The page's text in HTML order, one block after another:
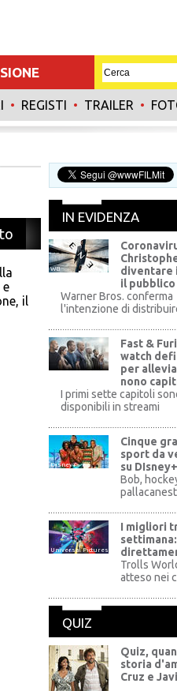
• REGISTI • TRAILER •
e
il
IN EVIDENZA
WB
diventare
il pubblico
Warner Bros. conferma
l'intenzione di
Fast &
watch
per
nono
I primi sette capitoli
disponibili in streami
Disney+
Cinque
sport da
su DIsney+
Bob,
Universal Pictures
I migliori
Trolls
atteso nei
QUIZ
Quiz,
storia
Cruz e